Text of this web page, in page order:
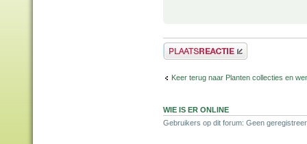
Plaats een reactie
Keer terug naar Planten collecties en
WIE IS ER ONLINE
Gebruikers op dit forum: Geen